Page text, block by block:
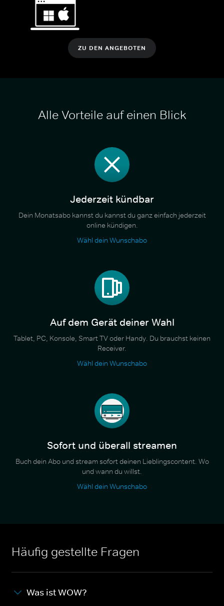
ZU DEN ANGEBOTEN
Alle Vorteile auf einen Blick
Jederzeit kündbar
Dein Monatsabo kannst du kannst du ganz einfach jederzeit
online kündigen.
Wähl dein Wunschabo
Auf dem Gerät deiner Wahl
Tablet, PC, Konsole, Smart TV oder Handy. Du brauchst keinen
Receiver.
Wähl dein Wunschabo
Sofort und überall streamen
Buch dein Abo und stream sofort deinen Lieblingscontent. Wo
und wann du willst.
Wähl dein Wunschabo
Häufig gestellte Fragen
Was ist WOW?